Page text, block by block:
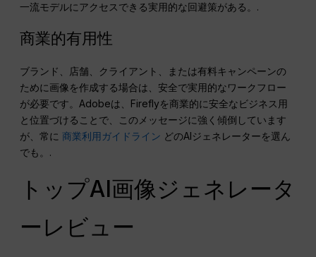
一流モデルにアクセスできる実用的な回避策がある。.
商業的有用性
ブランド、店舗、クライアント、または有料キャンペーンの
ために画像を作成する場合は、安全で実用的なワークフロー
が必要です。Adobeは、Fireflyを商業的に安全なビジネス用
と位置づけることで、このメッセージに強く傾倒しています
が、常に商業利用ガイドライン どのAIジェネレーターを選ん
でも。.
トップAI画像ジェネレータ
ーレビュー